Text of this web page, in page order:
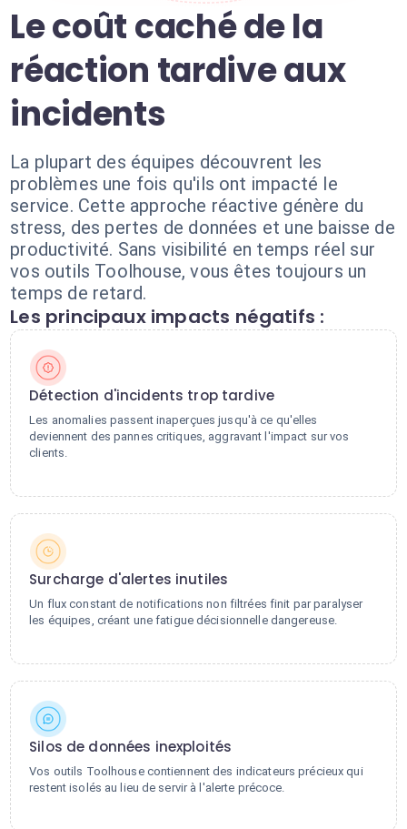
Le coût caché de la
réaction tardive aux
incidents
La plupart des équipes découvrent les
problèmes une fois qu'ils ont impacté le
service. Cette approche réactive génère du
stress, des pertes de données et une baisse de
productivité. Sans visibilité en temps réel sur
vos outils Toolhouse, vous êtes toujours un
temps de retard.
Les principaux impacts négatifs :
Détection d'incidents trop tardive
Les anomalies passent inaperçues jusqu'à ce qu'elles
deviennent des pannes critiques, aggravant l'impact sur vos
clients.
Surcharge d'alertes inutiles
Un flux constant de notifications non filtrées finit par paralyser
les équipes, créant une fatigue décisionnelle dangereuse.
Silos de données inexploités
Vos outils Toolhouse contiennent des indicateurs précieux qui
restent isolés au lieu de servir à l'alerte précoce.